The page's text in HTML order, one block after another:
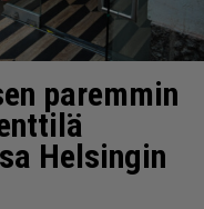
paremmin
Helsingin